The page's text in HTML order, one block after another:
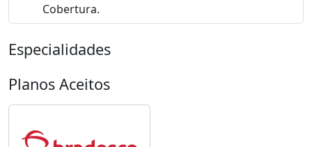
Cobertura.
Especialidades
Planos Aceitos